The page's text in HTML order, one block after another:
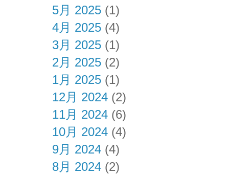
5月 2025 (1)
4月 2025 (4)
3月 2025 (1)
2月 2025 (2)
1月 2025 (1)
12月 2024 (2)
11月 2024 (6)
10月 2024 (4)
9月 2024 (4)
8月 2024 (2)